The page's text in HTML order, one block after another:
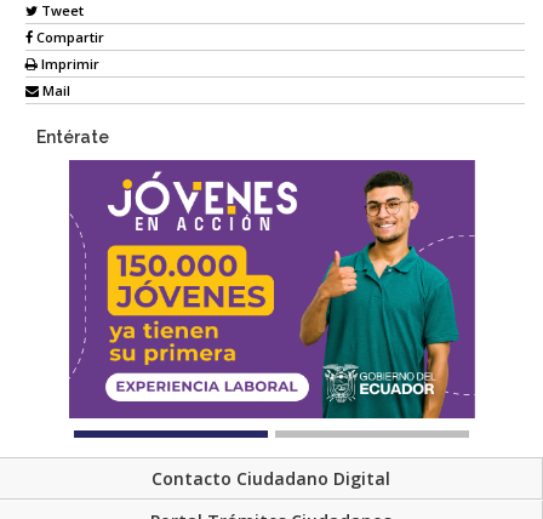
Tweet
Compartir
Imprimir
Mail
Entérate
Contacto Ciudadano Digital